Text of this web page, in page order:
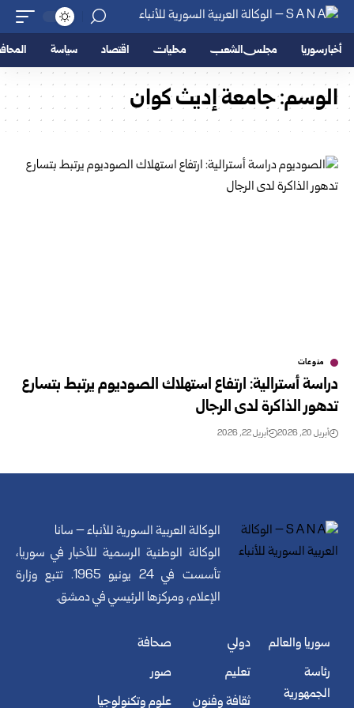
أخبار سوريا مجلس الشعب محليات اقتصاد سياسة
الوسم:جامعة إديث كوان
منوعات
دراسة أسترالية: ارتفاع استهلاك الصوديوم يرتبط بتسارع
تدهور الذاكرة لدى الرجال
أبريل 20, 2026 أبريل 22, 2026
الوكالة العربية السورية للأنباء – سانا
الوكالة الوطنية الرسمية للأخبار في سوريا،
تأسست في 24 يونيو 1965. تتبع وزارة
الإعلام، ومركزها الرئيسي في دمشق.
سوريا والعالم
رئاسة
الجمهورية
دولي
تعليم
ثقافة وفنون
صحافة
صور
علوم وتكنولوجيا